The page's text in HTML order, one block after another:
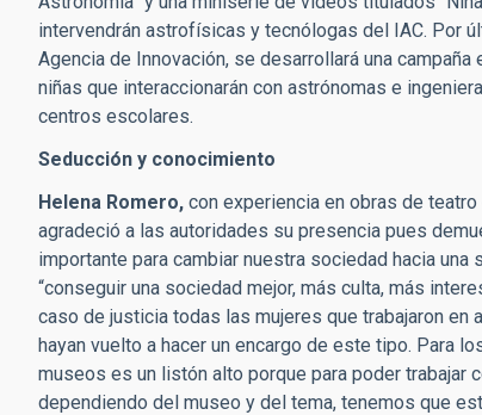
intervendrán astrofísicas y tecnólogas del IAC. Por
Agencia de Innovación, se desarrollará una
niñas que interaccionarán con astrónomas e
centros escolares.
Seducción y conocimiento
Helena Romero, con experiencia en obras de
agradeció a las autoridades su presencia pues
importante para cambiar nuestra sociedad hacia
“conseguir una sociedad mejor, más culta, más
caso de justicia todas las mujeres que trabajaron en
hayan vuelto a hacer un encargo de este tipo. Para
museos es un listón alto porque para poder trabajar
dependiendo del museo y del tema, tenemos que